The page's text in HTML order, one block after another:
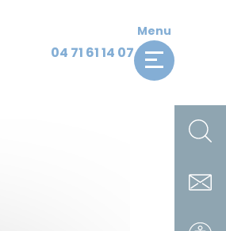
04 71 61 14 07
Menu